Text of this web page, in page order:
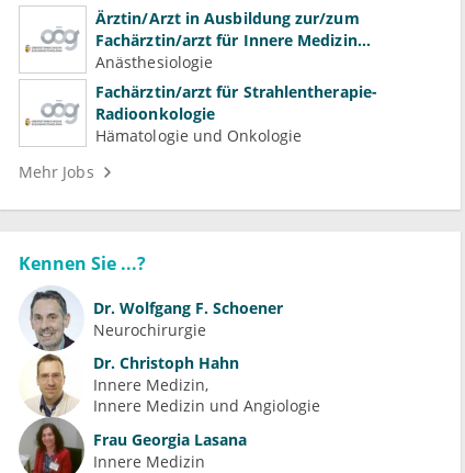
Ärztin/Arzt in Ausbildung zur/zum
Fachärztin/arzt für Innere Medizin
(Kardiologie, Nephrologie, Intensivmedizin)
Anästhesiologie
Fachärztin/arzt für Strahlentherapie-
Radioonkologie
Hämatologie und Onkologie
Mehr Jobs
Kennen Sie ...?
Dr. Wolfgang F. Schoener
Neurochirurgie
Dr. Christoph Hahn
Innere Medizin
Innere Medizin und Angiologie
Frau Georgia Lasana
Innere Medizin